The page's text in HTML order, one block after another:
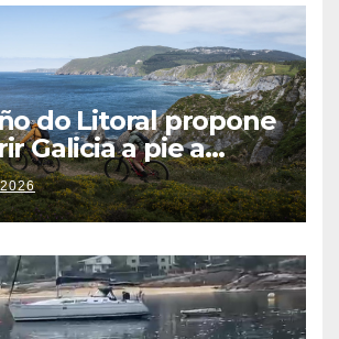
do Litoral propone
Galicia a pie a
más de 1.300